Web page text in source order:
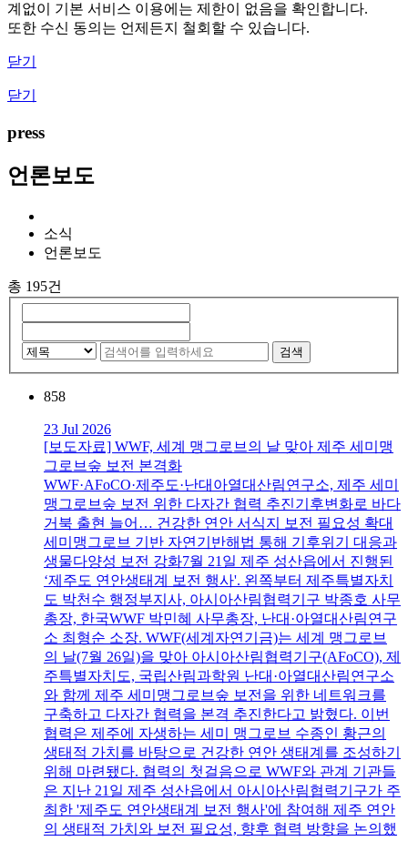
계없이 기본 서비스 이용에는 제한이 없음을 확인합니다.
또한 수신 동의는 언제든지 철회할 수 있습니다.
닫기
닫기
press
언론보도
소식
언론보도
총 195건
검색
858
23 Jul 2026
[보도자료] WWF, 세계 맹그로브의 날 맞아 제주 세미맹
그로브숲 보전 본격화
WWF·AFoCO·제주도·난대아열대산림연구소, 제주 세미
맹그로브숲 보전 위한 다자간 협력 추진기후변화로 바다
거북 출현 늘어… 건강한 연안 서식지 보전 필요성 확대
세미맹그로브 기반 자연기반해법 통해 기후위기 대응과
생물다양성 보전 강화7월 21일 제주 성산읍에서 진행된
‘제주도 연안생태계 보전 행사'. 왼쪽부터 제주특별자치
도 박천수 행정부지사, 아시아산림협력기구 박종호 사무
총장, 한국WWF 박민혜 사무총장, 난대·아열대산림연구
소 최형순 소장. WWF(세계자연기금)는 세계 맹그로브
의 날(7월 26일)을 맞아 아시아산림협력기구(AFoCO), 제
주특별자치도, 국립산림과학원 난대·아열대산림연구소
와 함께 제주 세미맹그로브숲 보전을 위한 네트워크를
구축하고 다자간 협력을 본격 추진한다고 밝혔다. 이번
협력은 제주에 자생하는 세미 맹그로브 수종인 황근의
생태적 가치를 바탕으로 건강한 연안 생태계를 조성하기
위해 마련됐다. 협력의 첫걸음으로 WWF와 관계 기관들
은 지난 21일 제주 성산읍에서 아시아산림협력기구가 주
최한 '제주도 연안생태계 보전 행사'에 참여해 제주 연안
의 생태적 가치와 보전 필요성, 향후 협력 방향을 논의했